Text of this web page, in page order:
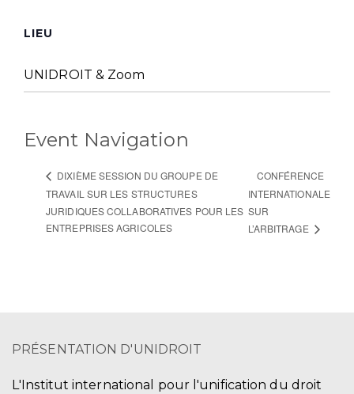
LIEU
UNIDROIT & Zoom
Event Navigation
DIXIÈME SESSION DU GROUPE DE
TRAVAIL SUR LES STRUCTURES
JURIDIQUES COLLABORATIVES POUR LES
ENTREPRISES AGRICOLES
CONFÉRENCE
INTERNATIONALE
SUR
L’ARBITRAGE
PRÉSENTATION D'UNIDROIT
L'Institut international pour l'unification du droit